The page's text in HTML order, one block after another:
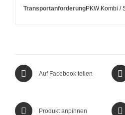
TransportanforderungPKW Kombi /
Auf Facebook teilen
Produkt anpinnen